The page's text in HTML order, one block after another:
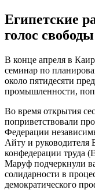
Египетские
голос свободы
В конце апреля в
семинар по
около пятидесяти
промышленности,
Во время открытия
поприветствовали
Федерации
Айту и руководителя
конфедерации труда
Маруф подчеркнули
солидарности в
демократического